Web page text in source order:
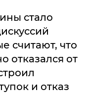
стало
считают, что
отказался от
и отказ